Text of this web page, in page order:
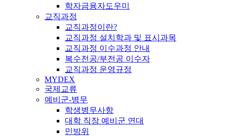
학자금융자도우미
교직과정
교직과정이란?
교직과정 설치학과 및 표시과목
교직과정 이수과정 안내
복수전공/부전공 이수자
교직과정 운영규정
MYDEX
국제교류
예비군-병무
학생병무사항
대학 직장 예비군 연대
민방위